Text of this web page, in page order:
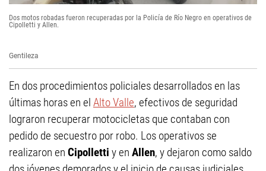
Dos motos robadas fueron recuperadas por la Policía de Río Negro en operativos de
Cipolletti y Allen.
Gentileza
En dos procedimientos policiales desarrollados en las
últimas horas en el Alto Valle, efectivos de seguridad
lograron recuperar motocicletas que contaban con
pedido de secuestro por robo. Los operativos se
realizaron en Cipolletti y en Allen, y dejaron como saldo